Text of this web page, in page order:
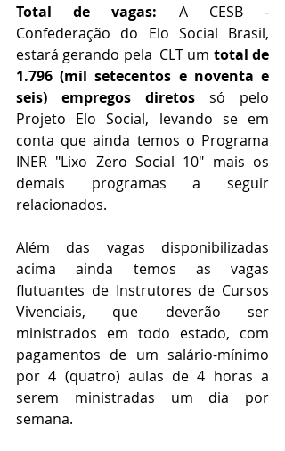
Total de vagas: A CESB -
Confederação do Elo Social Brasil,
estará gerando pela  CLT um total de
1.796 (mil setecentos e noventa e
seis) empregos diretos só pelo
Projeto Elo Social, levando se em
conta que ainda temos o Programa
INER "Lixo Zero Social 10" mais os
demais programas a seguir
relacionados.
Além das vagas disponibilizadas
acima ainda temos as vagas
flutuantes de Instrutores de Cursos
Vivenciais, que deverão ser
ministrados em todo estado, com
pagamentos de um salário-mínimo
por 4 (quatro) aulas de 4 horas a
serem ministradas um dia por
semana.